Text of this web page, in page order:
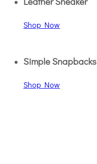
Shop Now
Simple Snapbacks
Shop Now